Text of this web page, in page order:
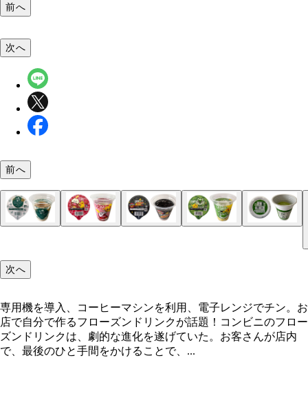
前へ
セブン-イレブン「お店で作るダブルベリーヨーグ
セブン-イレブン「お店で作るマンゴーパインスム
ローソン「フローズンパーティー ストロベリー」
ローソン「フローズンパーティー バナナ」340円（
ローソン「フローズンパーティー コーヒー」340円
ファミリーマート「アフタヌーンティー ロイヤ
ファミリーマート「いちごバナナフラッペ」350円
ファミリーマート「ブラックサンダーチョコレー
ファミリーマート「マスカットフラッペ」350円（
ファミリーマート「上林春松（かんばやししゅん
次へ
前へ
次へ
専用機を導入、コーヒーマシンを利用、電子レンジでチン。お
店で自分で作るフローズンドリンクが話題！コンビニのフロー
ズンドリンクは、劇的な進化を遂げていた。お客さんが店内
で、最後のひと手間をかけることで、...